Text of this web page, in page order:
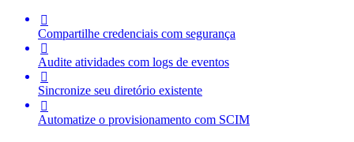

Compartilhe credenciais com segurança

Audite atividades com logs de eventos

Sincronize seu diretório existente

Automatize o provisionamento com SCIM